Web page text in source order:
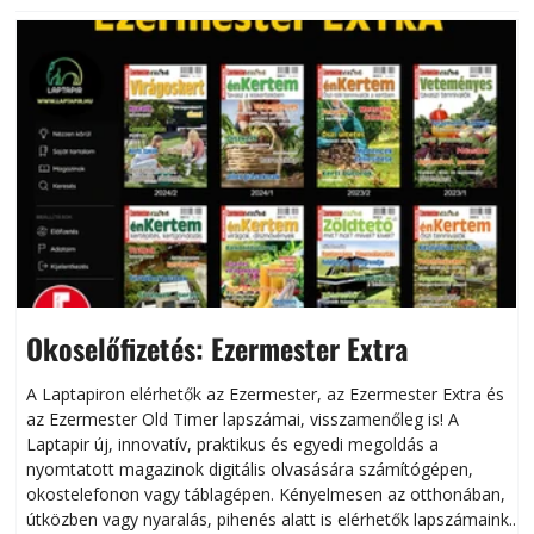
Okoselőfizetés: Ezermester Extra
A Laptapiron elérhetők az Ezermester, az Ezermester Extra és
az Ezermester Old Timer lapszámai, visszamenőleg is! A
Laptapir új, innovatív, praktikus és egyedi megoldás a
nyomtatott magazinok digitális olvasására számítógépen,
okostelefonon vagy táblagépen. Kényelmesen az otthonában,
útközben vagy nyaralás, pihenés alatt is elérhetők lapszámaink.